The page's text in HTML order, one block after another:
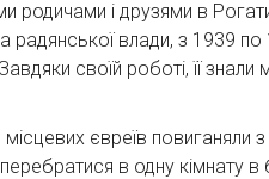
і друзями в
влади, з 1939
своїй роботі, її знали
місцевих євреїв повиганяли
в одну кімнату в